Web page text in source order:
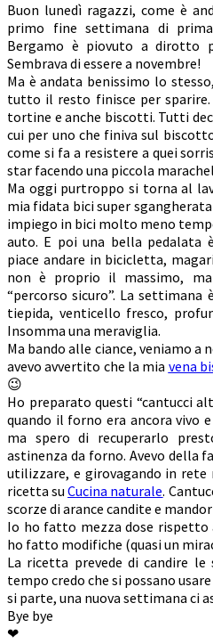
Buon lunedì ragazzi, come è
primo fine settimana di
Bergamo è piovuto a dirotto
Sembrava di essere a novembre!
Ma è andata benissimo lo
tutto il resto finisce per
tortine e anche biscotti. Tutti
cui per uno che finiva sul
come si fa a resistere a quei
star facendo una piccola
Ma oggi purtroppo si torna al
mia fidata bici super
impiego in bici molto meno
auto. E poi una bella pedalata
piace andare in bicicletta,
non è proprio il massimo,
“percorso sicuro”. La
tiepida, venticello fresco,
Insomma una meraviglia.
Ma bando alle ciance, veniamo
avevo avvertito che la mia vena
😉
Ho preparato questi “cantucci
quando il forno era ancora vivo
ma spero di recuperarlo
astinenza da forno. Avevo della
utilizzare, e girovagando in
ricetta suCucina naturale.
scorze di arance candite e
Io ho fatto mezza dose rispetto
ho fatto modifiche (quasi un
La ricetta prevede di candire
tempo credo che si possano
si parte, una nuova settimana ci
Bye bye
❤